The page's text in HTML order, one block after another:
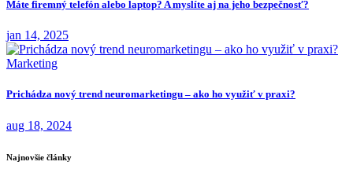
Máte firemný telefón alebo laptop? A myslíte aj na jeho bezpečnosť?
jan 14, 2025
Marketing
Prichádza nový trend neuromarketingu – ako ho využiť v praxi?
aug 18, 2024
Najnovšie články